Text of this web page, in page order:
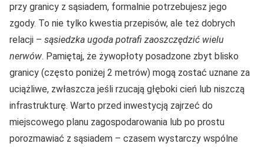
przy granicy z sąsiadem, formalnie potrzebujesz jego
zgody. To nie tylko kwestia przepisów, ale też dobrych
relacji – sąsiedzka ugoda potrafi zaoszczędzić wielu
nerwów. Pamiętaj, że żywopłoty posadzone zbyt blisko
granicy (często poniżej 2 metrów) mogą zostać uznane za
uciążliwe, zwłaszcza jeśli rzucają głęboki cień lub niszczą
infrastrukturę. Warto przed inwestycją zajrzeć do
miejscowego planu zagospodarowania lub po prostu
porozmawiać z sąsiadem – czasem wystarczy wspólne